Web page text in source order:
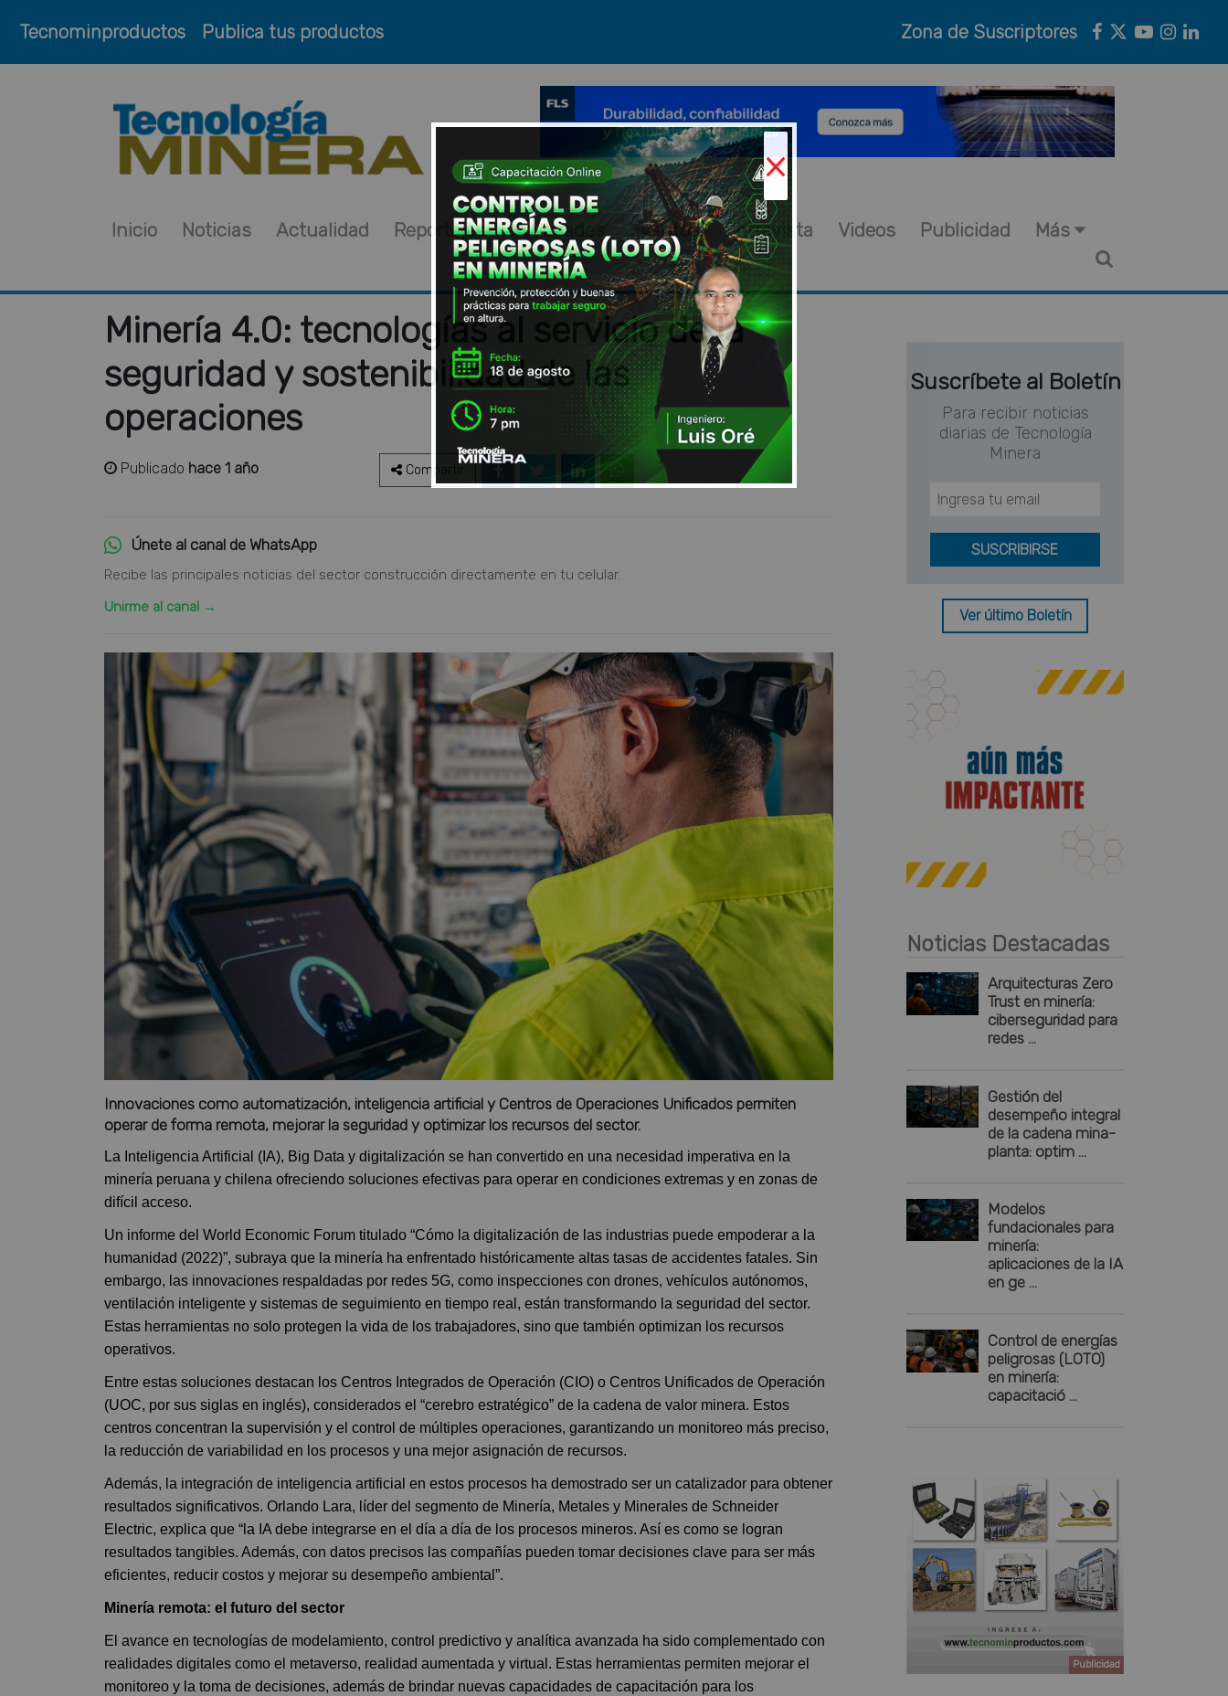
Tecnominproductos Publica tus productos Zona de Suscriptores
Inicio Noticias Actualidad Reportajes Novedades Eventos Entrevista Videos Publicidad Más
Minería 4.0: tecnologías al servicio de la
seguridad y sostenibilidad de las
operaciones
Publicado hace 1 año Compartir
Únete al canal de WhatsApp
Recibe las principales noticias del sector construcción directamente en tu celular.
Unirme al canal →
Innovaciones como automatización, inteligencia artificial y Centros de Operaciones Unificados permiten
operar de forma remota, mejorar la seguridad y optimizar los recursos del sector.
La Inteligencia Artificial (IA), Big Data y digitalización se han convertido en una necesidad imperativa en la
minería peruana y chilena ofreciendo soluciones efectivas para operar en condiciones extremas y en zonas de
difícil acceso.
Un informe del World Economic Forum titulado “Cómo la digitalización de las industrias puede empoderar a la
humanidad (2022)”, subraya que la minería ha enfrentado históricamente altas tasas de accidentes fatales. Sin
embargo, las innovaciones respaldadas por redes 5G, como inspecciones con drones, vehículos autónomos,
ventilación inteligente y sistemas de seguimiento en tiempo real, están transformando la seguridad del sector.
Estas herramientas no solo protegen la vida de los trabajadores, sino que también optimizan los recursos
operativos.
Entre estas soluciones destacan los Centros Integrados de Operación (CIO) o Centros Unificados de Operación
(UOC, por sus siglas en inglés), considerados el “cerebro estratégico” de la cadena de valor minera. Estos
centros concentran la supervisión y el control de múltiples operaciones, garantizando un monitoreo más preciso,
la reducción de variabilidad en los procesos y una mejor asignación de recursos.
Además, la integración de inteligencia artificial en estos procesos ha demostrado ser un catalizador para obtener
resultados significativos. Orlando Lara, líder del segmento de Minería, Metales y Minerales de Schneider
Electric, explica que “la IA debe integrarse en el día a día de los procesos mineros. Así es como se logran
resultados tangibles. Además, con datos precisos las compañías pueden tomar decisiones clave para ser más
eficientes, reducir costos y mejorar su desempeño ambiental”.
Minería remota: el futuro del sector
El avance en tecnologías de modelamiento, control predictivo y analítica avanzada ha sido complementado con
realidades digitales como el metaverso, realidad aumentada y virtual. Estas herramientas permiten mejorar el
monitoreo y la toma de decisiones, además de brindar nuevas capacidades de capacitación para los
Suscríbete al Boletín
Para recibir noticias
diarias de Tecnología
Minera
Ver último Boletín
Noticias Destacadas
Arquitecturas Zero
Trust en minería:
ciberseguridad para
redes ...
Gestión del
desempeño integral
de la cadena mina-
planta: optim ...
Modelos
fundacionales para
minería:
aplicaciones de la IA
en ge ...
Control de energías
peligrosas (LOTO)
en minería:
capacitació ...
Publicidad
×